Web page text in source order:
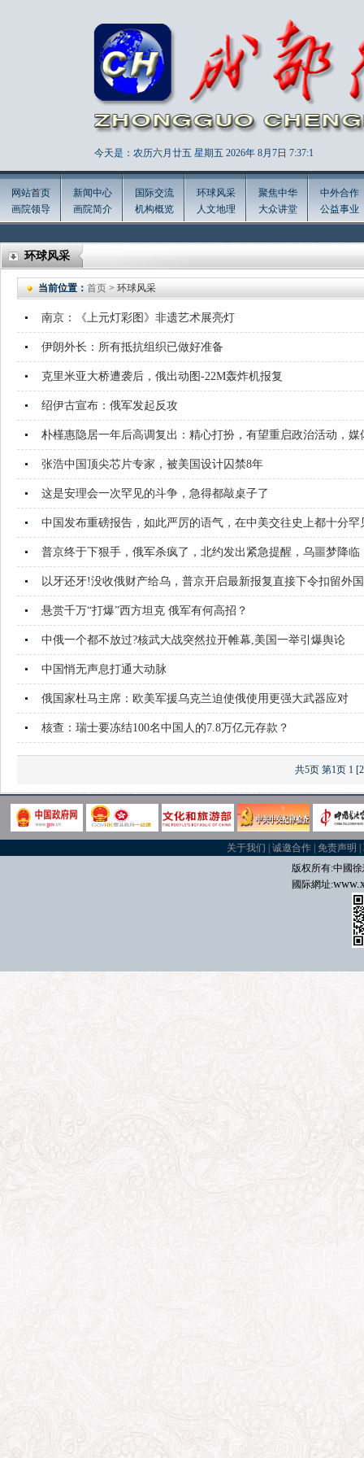
今天是：农历六月廿五 星期五 2026年 8月7日 7:37:2
网站首页
画院领导
新闻中心
画院简介
国际交流
机构概览
环球风采
人文地理
聚焦中华
大众讲堂
中外合作
公益事业
环球风采
当前位置： 首页 > 环球风采
南京：《上元灯彩图》非遗艺术展亮灯
伊朗外长：所有抵抗组织已做好准备
克里米亚大桥遭袭后，俄出动图-22M轰炸机报复
绍伊古宣布：俄军发起反攻
朴槿惠隐居一年后高调复出：精心打扮，有望重启政治活动，媒
张浩中国顶尖芯片专家，被美国设计囚禁8年
这是安理会一次罕见的斗争，急得都敲桌子了
中国发布重磅报告，如此严厉的语气，在中美交往史上都十分罕
普京终于下狠手，俄军杀疯了，北约发出紧急提醒，乌噩梦降临
以牙还牙!没收俄财产给乌，普京开启最新报复直接下令扣留外
悬赏千万“打爆”西方坦克 俄军有何高招？
中俄一个都不放过?核武大战突然拉开帷幕,美国一举引爆舆论
中国悄无声息打通大动脉
俄国家杜马主席：欧美军援乌克兰迫使俄使用更强大武器应对
核查：瑞士要冻结100名中国人的7.8万亿元存款？
共5页 第1页 1
关于我们 |诚邀合作 |免责声明 |
版权所有:中國
國际網址: